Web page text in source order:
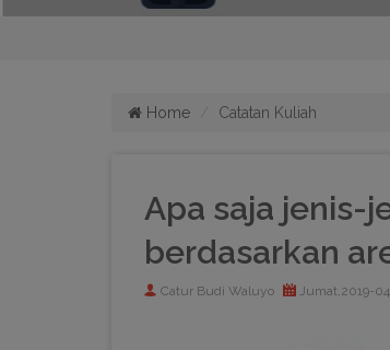
Home Catatan Kuliah
Apa saja jenis-
berdasarkan
Catur Budi Waluyo Jumat,2019-